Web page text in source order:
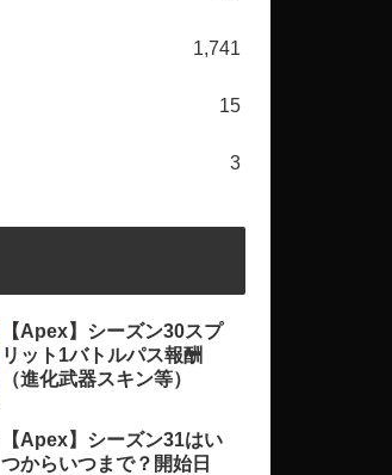
1,741
15
3
【Apex】シーズン30スプ
リット1バトルパス報酬
（進化武器スキン等）
【Apex】シーズン31はい
つからいつまで？開始日